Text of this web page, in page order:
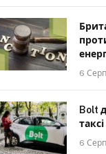
6
Bolt
6